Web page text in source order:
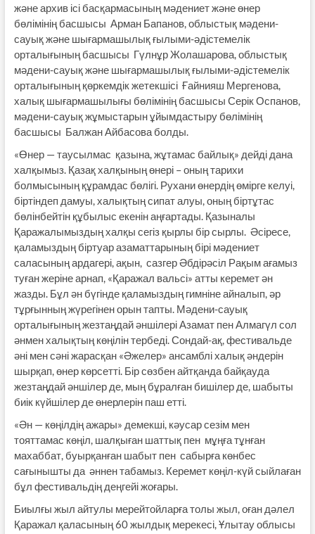
және архив ісі басқармасының мәдениет және өнер
бөлімінің басшысы Арман Бапанов, облыстық мәдени-
сауық және шығармашылық ғылыми-әдістемелік
орталығының басшысы Гүлнұр Жолашарова, облыстық
мәдени-сауық және шығармашылық ғылыми-әдістемелік
орталығының қөркемдік жетекшісі Ғайнияш Мергенова,
халық шығармашылығы бөлімінің басшысы Серік Оспанов,
мәдени-сауық жұмыстарын ұйымдастыру бөлімінің
басшысы Балжан Айбасова болды.
«Өнер — таусылмас қазына, жұтамас байлық» дейді дана
халқымыз. Қазақ халқының өнері – оның тарихи
болмысының құрамдас бөлігі. Рухани өнердің өмірге келуі,
біртіндеп дамуы, халықтың сипат алуы, оның біртұтас
бөлінбейтін құбылыс екенін аңғартады. Қазыналы
Қаражалымыздың халқы сегіз қырлы бір сырлы. Әсіресе,
қаламыздың біртуар азаматтарының бірі мәдениет
саласының ардагері, ақын, сазгер Әбдірәсіл Рақым ағамыз
туған жеріне арнап, «Қаражал вальсі» атты керемет ән
жазды. Бұл ән бүгінде қаламыздың гимніне айналып, әр
тұрғынның жүрегінен орын тапты. Мәдени-сауық
орталығының жезтаңдай әншілері Азамат пен Алмагүл сол
әнмен халықтың көңілін тербеді. Сондай-ақ, фестивальде
әні мен сәні жарасқан «Әжелер» ансамблі халық әндерін
шырқап, өнер көрсетті. Бір сөзбен айтқанда байқауда
жезтаңдай әншілер де, мың бұралған бишілер де, шабыты
биік күйшілер де өнерлерін паш етті.
«Ән — көңілдің ажары» демекші, кәусар сезім мен
тояттамас көңіл, шалқыған шаттық пен мұңға тұнған
махаббат, буырқанған шабыт пен сабырға көнбес
сағынышты да әннен табамыз. Керемет көңіл-күй сыйлаған
бұл фестивальдің деңгейі жоғары.
Биылғы жыл айтулы мерейтойларға толы жыл, оған дәлел
Қаражал қаласының 60 жылдық мерекесі, Ұлытау облысы